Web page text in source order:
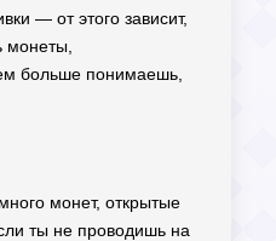
— от этого зависит,
монеты,
больше понимаешь,
монет, открытые
ты не проводишь на